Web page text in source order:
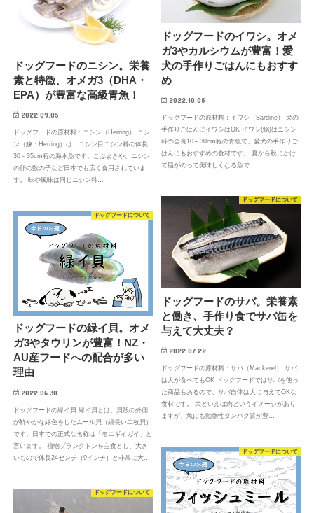
ドッグフードのイワシ。オメ
ガ3やカルシウムが豊富！愛
犬の手作りごはんにもおすす
め
2022.10.05
ドッグフードの原材料：イワシ（Sardine） 犬の
手作りごはんにイワシはOK イワシ(鰯)はニシン
科の全長10～30cm程の青魚で、愛犬の手作りご
はんにもおすすめの食材です。 夏から秋にかけ
て脂がのって美味しくなる魚で…
ドッグフードのニシン。栄養
素と特徴、オメガ3（DHA・
EPA）が豊富な高級青魚！
2022.09.05
ドッグフードの原材料：ニシン（Herring） ニシ
ン（鰊：Herring）は、ニシン目ニシン科の体長
30～35cm程の海水魚です。こぶまきや、ニシン
の卵の数の子など日本でも広く食用されていま
す。 味や風味は同じニシン科…
ドッグフードについて
ドッグフードのサバ。栄養素
と働き、手作り食でサバ缶を
与えて大丈夫？
2022.07.22
ドッグフードの原材料：サバ（Mackerel） サバ
は犬が食べてもOK ドッグフードではサバを使っ
た商品もあるので、サバ自体は犬に与えてOKな
食材です。 犬といえば肉というイメージがあり
ますが、魚にも動物性タンパク質が豊…
ドッグフードについて
ドッグフードの緑イ貝。オメ
ガ3やタウリンが豊富！NZ・
AU産フードへの配合が多い
理由
2022.06.30
ドッグフードの緑イ貝 緑イ貝とは、貝殻の外側
が鮮やかな緑色をしたムール貝（細長い二枚貝）
です。日本での正式な名称は「モエギイガイ」と
言います。 植物プランクトンを主食とし、大き
いもので体長24センチ（9インチ）と非常に大…
ドッグフードについて
ドッグフードについて